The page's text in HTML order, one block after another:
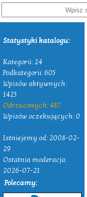
Statystyki katalogu:
Kategorii: 24
Podkategorii: 605
Wpisów aktywnych:
1423
Odrzuconych: 487
Wpisów oczekujących: 0
Istniejemy od: 2008-02-
29
Ostatnia moderacja:
2026-07-21
Polecamy: